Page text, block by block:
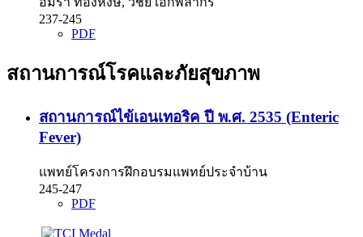
237-245
PDF
สถานการณ์โรคและภัยสุขภาพ
สถานการณ์ไข้เอนเทอริค ปี พ.ศ. 2535 (Enteric
Fever)
แพทย์โครงการฝึกอบรมแพทย์ประจำบ้าน
245-247
PDF